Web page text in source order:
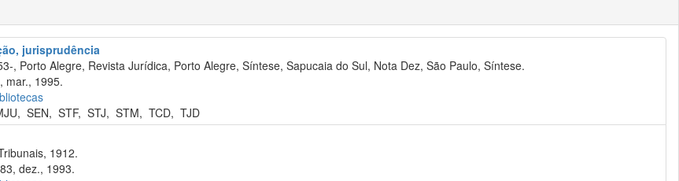
jurisprudência
, Porto Alegre, Revista Jurídica, Porto Alegre, Síntese, Sapucaia do Sul, Nota Dez, São Paulo, Síntese.
mar., 1995.
,SEN,STF,STJ,STM,TCD,TJD
1912.
dez., 1993.